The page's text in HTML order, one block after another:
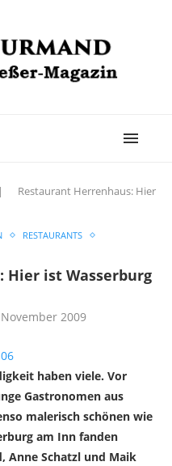
|
Restaurant Herrenhaus: Hier
RESTAURANTS
Hier ist Wasserburg
2009
haben viele. Vor
Gastronomen aus
malerisch schönen wie
am Inn fanden
Anne Schatzl und Maik